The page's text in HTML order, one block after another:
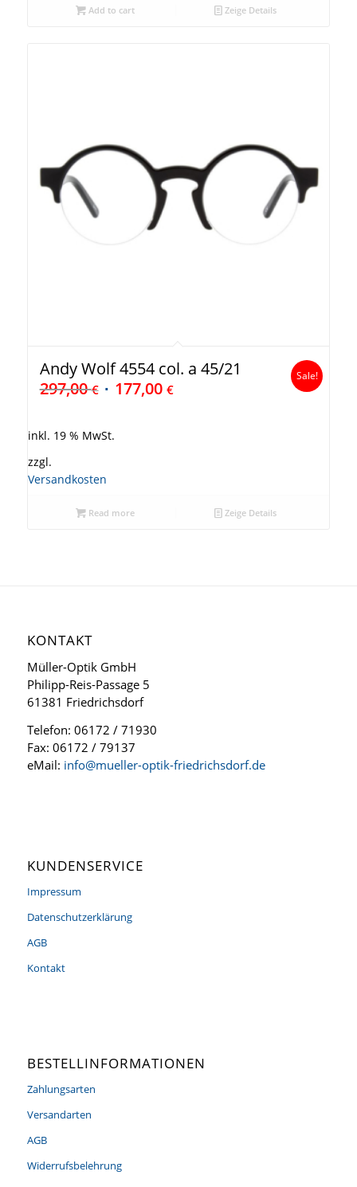
Add to cart Zeige Details
Andy Wolf 4554 col. a 45/21
297,00€ 177,00 €
Sale!
inkl. 19 % MwSt.
zzgl.
Versandkosten
Read more Zeige Details
KONTAKT
Müller-Optik GmbH
Philipp-Reis-Passage 5
61381 Friedrichsdorf
Telefon: 06172 / 71930
Fax: 06172 / 79137
eMail: info@mueller-optik-friedrichsdorf.de
KUNDENSERVICE
Impressum
Datenschutzerklärung
AGB
Kontakt
BESTELLINFORMATIONEN
Zahlungsarten
Versandarten
AGB
Widerrufsbelehrung